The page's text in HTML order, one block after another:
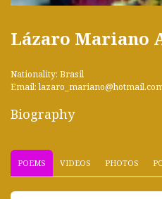
Lázaro Mariano
Nationality: Brasil
Email:
Biography
POEMS VIDEOS PHOTOS